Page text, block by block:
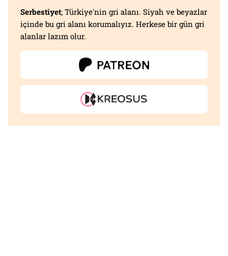
Serbestiyet; Türkiye'nin gri alanı. Siyah ve beyazlar
içinde bu gri alanı korumalıyız. Herkese bir gün gri
alanlar lazım olur.